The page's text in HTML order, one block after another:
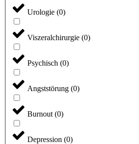
Urologie (0)
Viszeralchirurgie (0)
Psychisch (0)
Angststörung (0)
Burnout (0)
Depression (0)